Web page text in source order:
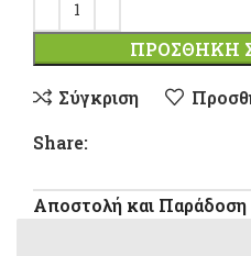
ΠΡΟΣΘΉΚΗ
Σύγκριση
Share:
Αποστολή και Παράδοση